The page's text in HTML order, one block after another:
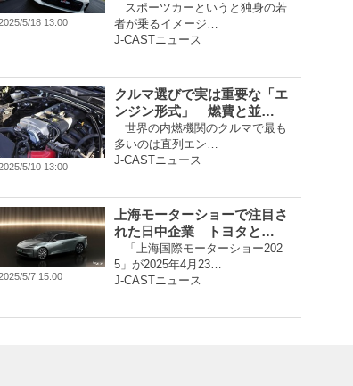
5/18 13:00
スポーツカーというと独身の若
者が乗るイメージ…
J-CASTニュース
5/10 13:00
クルマ選びで実は重要な「エ
ンジン形式」 燃費と並…
世界の内燃機関のクルマで最も
多いのは直列エン…
J-CASTニュース
5/7 15:00
上海モーターショーで注目さ
れた日中企業 トヨタと…
「上海国際モーターショー202
5」が2025年4月23…
J-CASTニュース